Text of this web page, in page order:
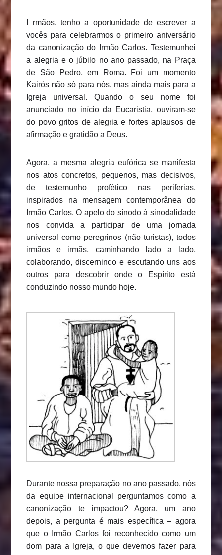
I rmãos, tenho a oportunidade de escrever a
vocês para celebrarmos o primeiro aniversário
da canonização do Irmão Carlos. Testemunhei
a alegria e o júbilo no ano passado, na Praça
de São Pedro, em Roma. Foi um momento
Kairós não só para nós, mas ainda mais para a
Igreja universal. Quando o seu nome foi
anunciado no início da Eucaristia, ouviram-se
do povo gritos de alegria e fortes aplausos de
afirmação e gratidão a Deus.
Agora, a mesma alegria eufórica se manifesta
nos atos concretos, pequenos, mas decisivos,
de testemunho profético nas periferias,
inspirados na mensagem contemporânea do
Irmão Carlos. O apelo do sínodo à sinodalidade
nos convida a participar de uma jornada
universal como peregrinos (não turistas), todos
irmãos e irmãs, caminhando lado a lado,
colaborando, discernindo e escutando uns aos
outros para descobrir onde o Espírito está
conduzindo nosso mundo hoje.
Durante nossa preparação no ano passado, nós
da equipe internacional perguntamos como a
canonização te impactou? Agora, um ano
depois, a pergunta é mais específica – agora
que o Irmão Carlos foi reconhecido como um
dom para a Igreja, o que devemos fazer para